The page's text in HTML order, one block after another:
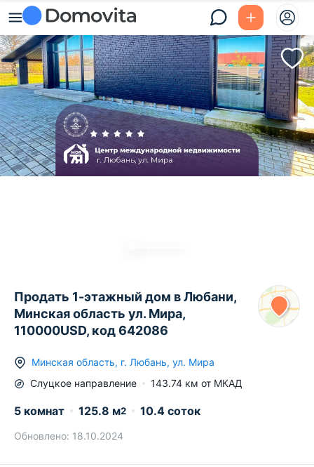
Продать 1-этажный дом в Любани,
Минская область ул. Мира,
110000USD, код 642086
Минская область, г. Любань, ул. Мира
Слуцкое направление 143.74 км от МКАД
5 комнат 125.8 м2 10.4 соток
Обновлено: 18.10.2024